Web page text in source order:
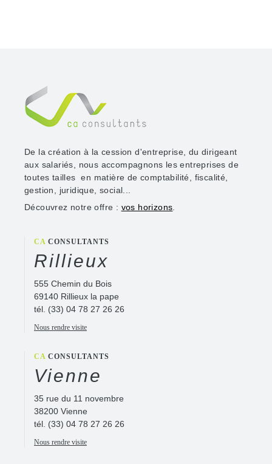
De la création à la cession d'entreprise, du dirigeant
aux salariés, nous accompagnons les entreprises de
toutes tailles en matière de comptabilité, fiscalité,
gestion, juridique, social...
Découvrez notre offre : vos horizons
CA CONSULTANTS
Rillieux
555 Chemin du Bois
69140 Rillieux la pape
tél. (33) 04 78 27 26 26
Nous rendre visite
CA CONSULTANTS
Vienne
35 rue du 11 novembre
38200 Vienne
tél. (33) 04 78 27 26 26
Nous rendre visite